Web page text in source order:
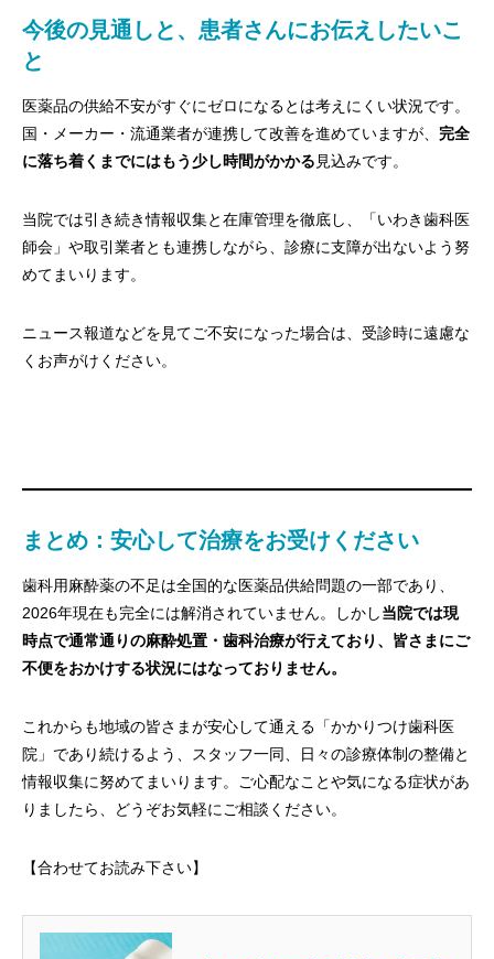
今後の見通しと、患者さんにお伝えしたいこ
と
医薬品の供給不安がすぐにゼロになるとは考えにくい状況です。
国・メーカー・流通業者が連携して改善を進めていますが、 完全
に落ち着くまでにはもう少し時間がかかる 見込みです。
当院では引き続き情報収集と在庫管理を徹底し、「いわき歯科医
師会」や取引業者とも連携しながら、診療に支障が出ないよう努
めてまいります。
ニュース報道などを見てご不安になった場合は、受診時に遠慮な
くお声がけください。
まとめ：安心して治療をお受けください
歯科用麻酔薬の不足は全国的な医薬品供給問題の一部であり、
2026年現在も完全には解消されていません。しかし当院では現
時点で通常通りの麻酔処置・歯科治療が行えており、皆さまにご
不便をおかけする状況にはなっておりません。
これからも地域の皆さまが安心して通える「かかりつけ歯科医
院」であり続けるよう、スタッフ一同、日々の診療体制の整備と
情報収集に努めてまいります。ご心配なことや気になる症状があ
りましたら、どうぞお気軽にご相談ください。
【合わせてお読み下さい】